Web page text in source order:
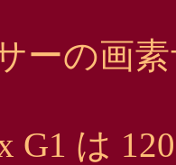
ーの画
1200